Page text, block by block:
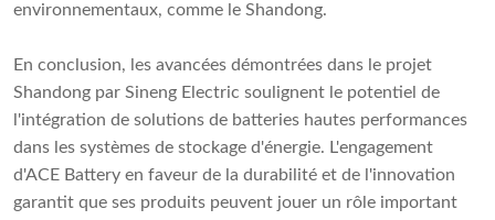
environnementaux, comme le Shandong.
En conclusion, les avancées démontrées dans le projet
Shandong par Sineng Electric soulignent le potentiel de
l'intégration de solutions de batteries hautes performances
dans les systèmes de stockage d'énergie. L'engagement
d'ACE Battery en faveur de la durabilité et de l'innovation
garantit que ses produits peuvent jouer un rôle important